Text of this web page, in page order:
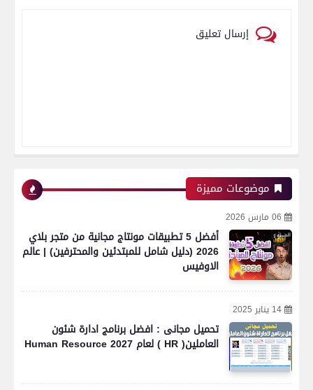
إرسال تعليق
موضوعات مميزة
06 مارس 2026
أفضل 5 تطبيقات مونتاج مجانية من متجر بلاي
2026 (دليل شامل للمبتدئين والمحترفين) | عالم
الاوفيس
14 يناير 2025
تحميل مجانى : افضل برنامج ادارة شئون
العاملين( HR ) لعام 2027 Human Resource